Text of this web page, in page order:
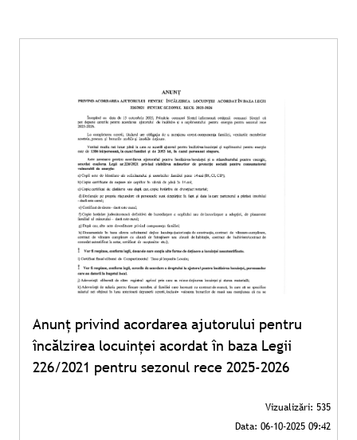
Anunț privind acordarea ajutorului pentru
încălzirea locuinței acordat în baza Legii
226/2021 pentru sezonul rece 2025-2026